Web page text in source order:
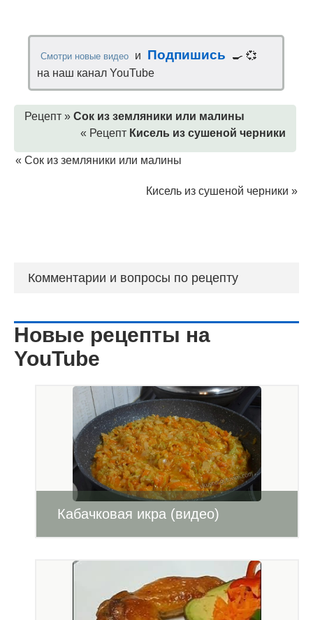
Смотри новые видео и Подпишись
🍳 💞
на наш канал YouTube
Рецепт » Сок из земляники или малины
« Рецепт Кисель из сушеной черники
« Сок из земляники или малины
Кисель из сушеной черники »
Комментарии и вопросы по рецепту
Новые рецепты на
YouTube
Кабачковая икра (видео)